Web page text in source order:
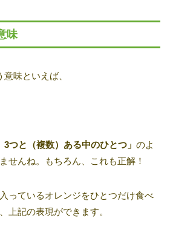
味
味といえば、
3つと（複数）ある中のひとつ」 のよ
せんね。もちろん、これも正解！
っているオレンジをひとつだけ食べ
上記の表現ができます。